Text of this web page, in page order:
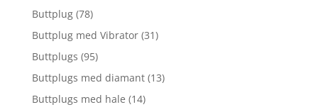
Buttplug (78)
Buttplug med Vibrator (31)
Buttplugs (95)
Buttplugs med diamant (13)
Buttplugs med hale (14)